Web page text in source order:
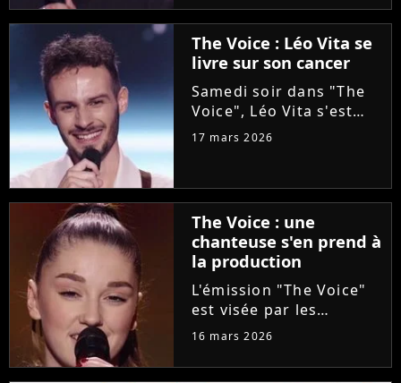
grâce à Florent Pagny
lors de la deuxième
soirée des auditions à
l'aveugle. Une revanche
pour...
The Voice : Léo Vita se
livre sur son cancer
Samedi soir dans "The
Voice", Léo Vita s'est
présenté aux auditions
"Animaux fragiles" de
Ycare et Zaz, le jeune
talent de 25 ans a su...
17 mars 2026
The Voice : une
chanteuse s'en prend à
la production
L'émission "The Voice"
est visée par les
critiques de la
dénonce l'utilisation
16 mars 2026